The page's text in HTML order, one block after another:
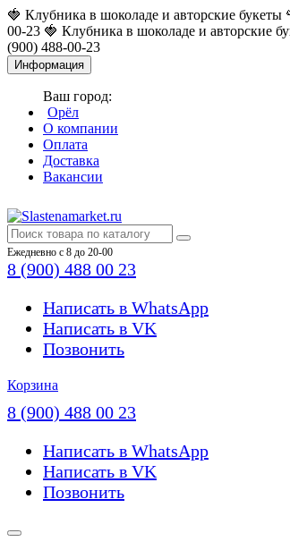
🍓 Клубника в шоколаде и авторские букеты
00-23 🍓 Клубника в шоколаде и авторские
(900) 488-00-23
Информация
Ваш город:
Орёл
О компании
Оплата
Доставка
Вакансии
Ежедневно с 8 до 20-00
8 (900) 488 00 23
Написать в WhatsApp
Написать в VK
Позвонить
Корзина
8 (900) 488 00 23
Написать в WhatsApp
Написать в VK
Позвонить